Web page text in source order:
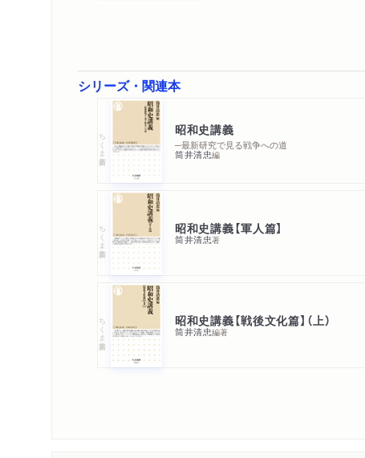
シリーズ・関連本
ちくま新書 昭和史講義
─最新研究で見る戦争への道
筒井清忠編
ちくま新書 昭和史講義【軍人篇】
筒井清忠著
ちくま新書 昭和史講義【戦後文化篇】（上）
筒井清忠編著